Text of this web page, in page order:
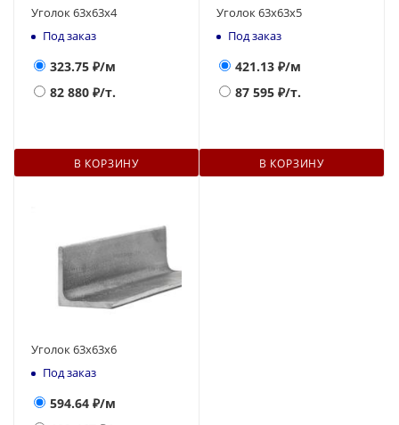
Уголок 63х63х4
Под заказ
323.75 ₽/м
82 880 ₽/т.
В КОРЗИНУ
Уголок 63х63х5
Под заказ
421.13 ₽/м
87 595 ₽/т.
В КОРЗИНУ
Уголок 63х63х6
Под заказ
594.64 ₽/м